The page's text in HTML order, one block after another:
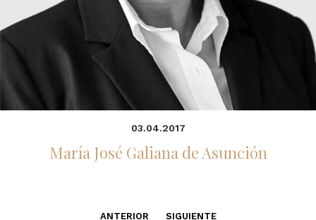
03.04.2017
María José Galiana de Asunción
ANTERIOR SIGUIENTE